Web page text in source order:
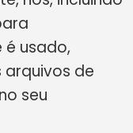
usado,
de
seu